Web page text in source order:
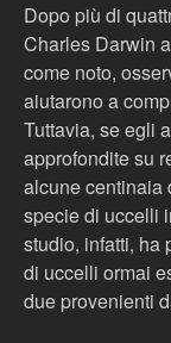
Dopo più di
Charles Darwin
come noto,
aiutarono a
Tuttavia, se egli
approfondite su
alcune centinaia
specie di uccelli
studio, infatti, ha
di uccelli ormai
due provenienti